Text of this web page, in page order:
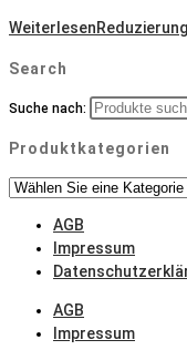
Weiterlesen
Search
Suche nach:
Produktkategorien
AGB
Impressum
AGB
Impressum